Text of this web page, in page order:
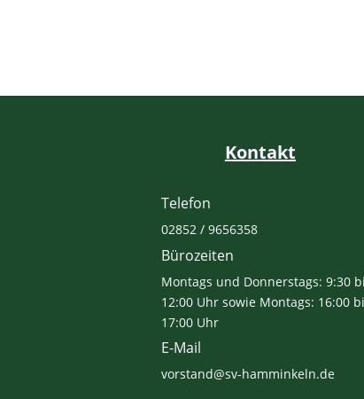
Kontakt
Telefon
02852 / 9656358
Bürozeiten
Montags und Donnerstags: 9:30
12:00 Uhr sowie Montags: 16:00
17:00 Uhr
E-Mail
vorstand@sv-hamminkeln.de